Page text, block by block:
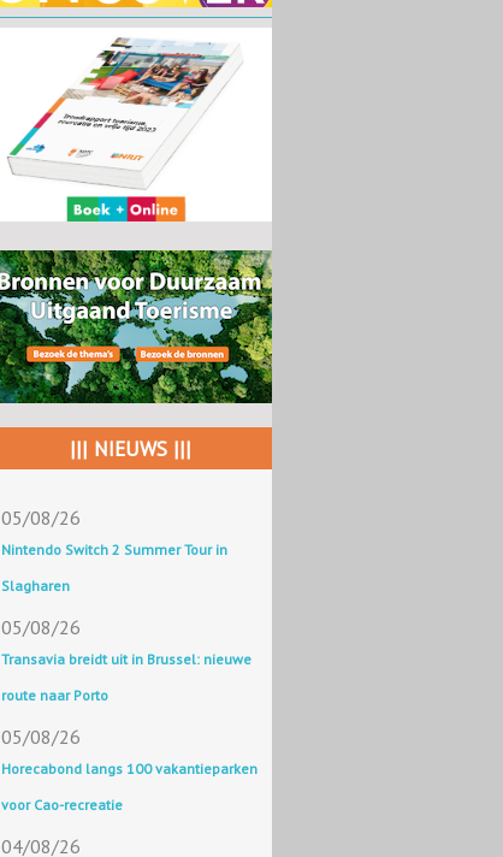
||| NIEUWS |||
05/08/26
Nintendo Switch 2 Summer Tour in
Slagharen
05/08/26
Transavia breidt uit in Brussel: nieuwe
route naar Porto
05/08/26
Horecabond langs 100 vakantieparken
voor Cao-recreatie
04/08/26